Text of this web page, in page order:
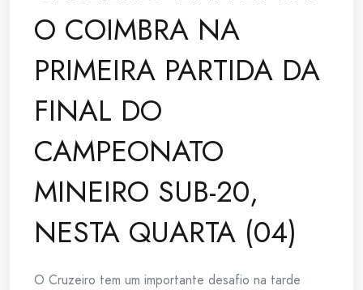
O COIMBRA NA
PRIMEIRA PARTIDA DA
FINAL DO
CAMPEONATO
MINEIRO SUB-20,
NESTA QUARTA (04)
O Cruzeiro tem um importante desafio na tarde